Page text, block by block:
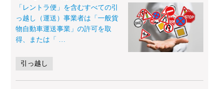
「レントラ便」を含むすべての引
っ越し（運送）事業者は「一般貨
物自動車運送事業」の許可を取
得、または「
引っ越し